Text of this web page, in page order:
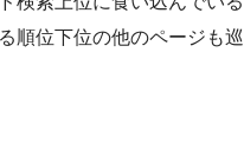
順位下位の他のページも巡